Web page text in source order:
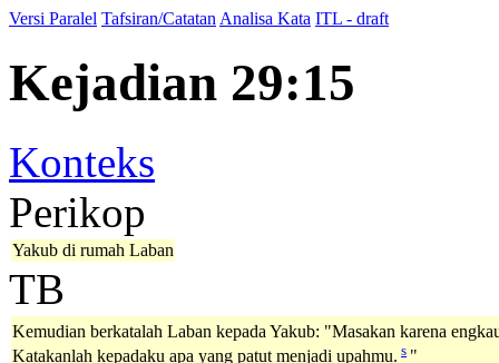
Versi Paralel Tafsiran/Catatan Analisa Kata ITL - draft
Kejadian 29:15
Konteks
Perikop
Yakub di rumah Laban
TB
Kemudian berkatalah Laban kepada Yakub: "Masakan karena
Katakanlah kepadaku apa yang patut menjadi upahmu. s "